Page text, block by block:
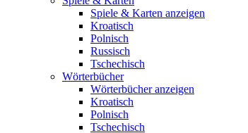
Spiele & Karten anzeigen
Kroatisch
Polnisch
Russisch
Tschechisch
Wörterbücher
Wörterbücher anzeigen
Kroatisch
Polnisch
Tschechisch